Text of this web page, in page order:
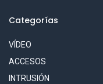
Categorías
VÍDEO
ACCESOS
INTRUSIÓN